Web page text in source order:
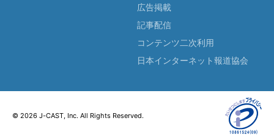
広告掲載
記事配信
コンテンツ二次利用
日本インターネット報道協会
© 2026 J-CAST, Inc. All Rights Reserved.